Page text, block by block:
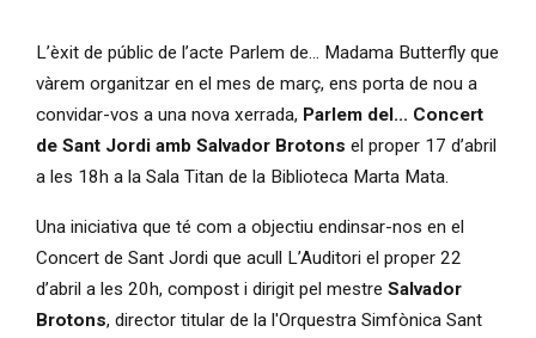
L’èxit de públic de l’acte Parlem de... Madama Butterfly que
vàrem organitzar en el mes de març, ens porta de nou a
convidar-vos a una nova xerrada, Parlem del... Concert
de Sant Jordi amb Salvador Brotons el proper 17 d’abril
a les 18h a la Sala Titan de la Biblioteca Marta Mata.
Una iniciativa que té com a objectiu endinsar-nos en el
Concert de Sant Jordi que acull L’Auditori el proper 22
d’abril a les 20h, compost i dirigit pel mestre Salvador
Brotons, director titular de la l'Orquestra Simfònica Sant